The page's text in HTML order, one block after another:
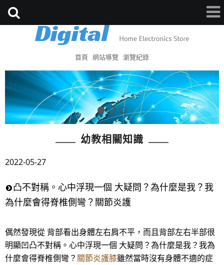
首頁 網站導覽 瀏覽紀錄
幼教相關知識
2022-05-27
凸不對稱。心中浮現一個 大疑問？為什麼是我？我
為什麼會得脊椎側彎？關節炎護
偶然發現從 背部看出身體左右肩不平，而且背部左右半部很
明顯凹凸不對稱。心中浮現一個 大疑問？為什麼是我？我為
什麼會得脊椎側彎？ 關節炎護膝雖然當時沒有身體不適的症